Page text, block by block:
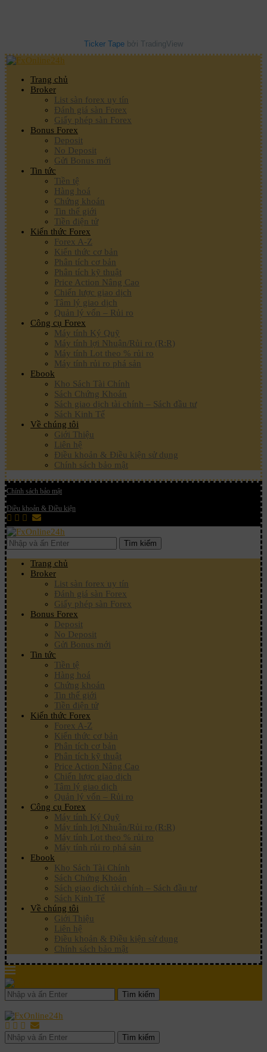
Ticker Tape bởi TradingView
Trang chủ
Broker
List sàn forex uy tín
Đánh giá sàn Forex
Giấy phép sàn Forex
Bonus Forex
Deposit
No Deposit
Gửi Bonus mới
Tin tức
Tiền tệ
Hàng hoá
Chứng khoán
Tin thế giới
Tiền điện tử
Kiến thức Forex
Forex A-Z
Kiến thức cơ bản
Phân tích cơ bản
Phân tích kỹ thuật
Price Action Nâng Cao
Chiến lược giao dịch
Tâm lý giao dịch
Quản lý vốn – Rủi ro
Công cụ Forex
Máy tính Ký Quỹ
Máy tính lợi Nhuận/Rủi ro (R:R)
Máy tính Lot theo % rủi ro
Máy tính rủi ro phá sản
Ebook
Kho Sách Tài Chính
Sách Chứng Khoán
Sách giao dịch tài chính – Sách đầu tư
Sách Kinh Tế
Về chúng tôi
Giới Thiệu
Liên hệ
Điều khoản & Điều kiện sử dụng
Chính sách bảo mật
Chính sách bảo mật
Điều khoản & Điều kiện
Tìm kiếm
Trang chủ
Broker
List sàn forex uy tín
Đánh giá sàn Forex
Giấy phép sàn Forex
Bonus Forex
Deposit
No Deposit
Gửi Bonus mới
Tin tức
Tiền tệ
Hàng hoá
Chứng khoán
Tin thế giới
Tiền điện tử
Kiến thức Forex
Forex A-Z
Kiến thức cơ bản
Phân tích cơ bản
Phân tích kỹ thuật
Price Action Nâng Cao
Chiến lược giao dịch
Tâm lý giao dịch
Quản lý vốn – Rủi ro
Công cụ Forex
Máy tính Ký Quỹ
Máy tính lợi Nhuận/Rủi ro (R:R)
Máy tính Lot theo % rủi ro
Máy tính rủi ro phá sản
Ebook
Kho Sách Tài Chính
Sách Chứng Khoán
Sách giao dịch tài chính – Sách đầu tư
Sách Kinh Tế
Về chúng tôi
Giới Thiệu
Liên hệ
Điều khoản & Điều kiện sử dụng
Chính sách bảo mật
Tìm kiếm
Tìm kiếm